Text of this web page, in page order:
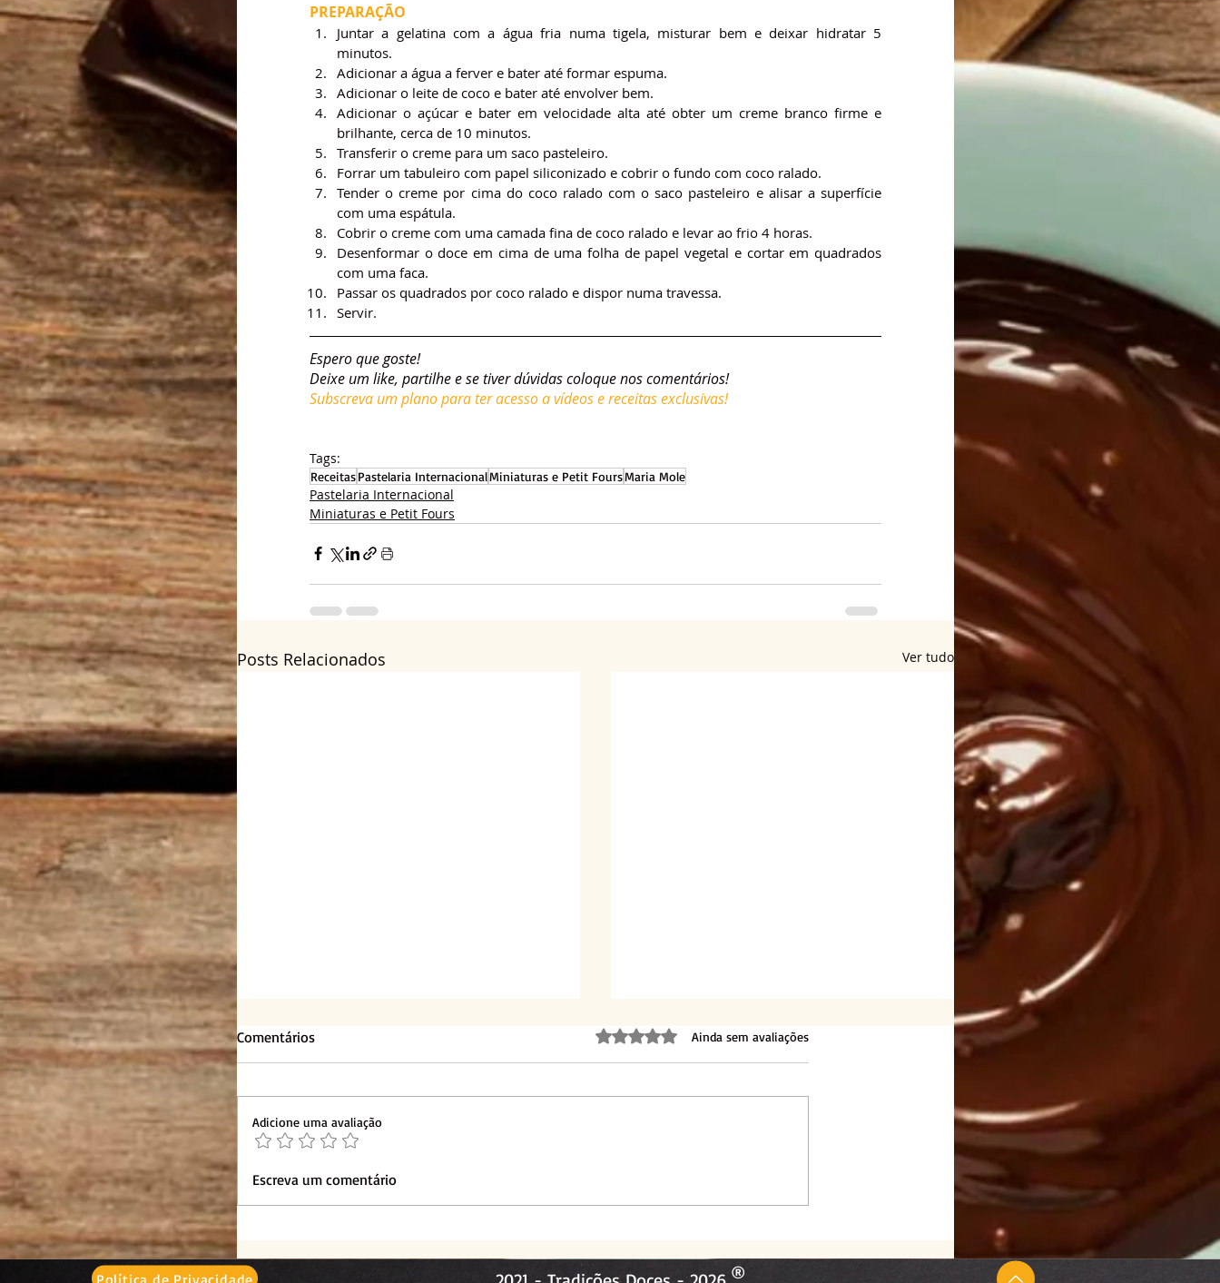
PREPARAÇÃO
Juntar a gelatina com a água fria numa tigela, misturar bem e deixar hidratar 5
minutos.
Adicionar a água a ferver e bater até formar espuma.
Adicionar o leite de coco e bater até envolver bem.
Adicionar o açúcar e bater em velocidade alta até obter um creme branco firme e
brilhante, cerca de 10 minutos.
Transferir o creme para um saco pasteleiro.
Forrar um tabuleiro com papel siliconizado e cobrir o fundo com coco ralado.
Tender o creme por cima do coco ralado com o saco pasteleiro e alisar a superfície
com uma espátula.
Cobrir o creme com uma camada fina de coco ralado e levar ao frio 4 horas.
Desenformar o doce em cima de uma folha de papel vegetal e cortar em quadrados
com uma faca.
Passar os quadrados por coco ralado e dispor numa travessa.
Servir.
Espero que goste!
Deixe um like, partilhe e se tiver dúvidas coloque nos comentários!
Subscreva um plano para ter acesso a vídeos e receitas exclusivas!
Tags:
ReceitasPastelaria InternacionalMiniaturas e Petit FoursMaria Mole
Pastelaria Internacional
Miniaturas e Petit Fours
Posts Relacionados Ver tudo
Panquecas de Banana
Comentários Avaliado com 0 de 5 estrelas.
Ainda sem avaliações
Adicione uma avaliação
Escreva um comentário
Política de Privacidade ®